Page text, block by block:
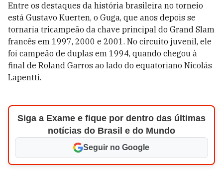
Entre os destaques da história brasileira no torneio
está Gustavo Kuerten, o Guga, que anos depois se
tornaria tricampeão da chave principal do Grand Slam
francês em 1997, 2000 e 2001. No circuito juvenil, ele
foi campeão de duplas em 1994, quando chegou à
final de Roland Garros ao lado do equatoriano Nicolás
Lapentti.
Siga a Exame e fique por dentro das últimas
notícias do Brasil e do Mundo
Seguir no Google